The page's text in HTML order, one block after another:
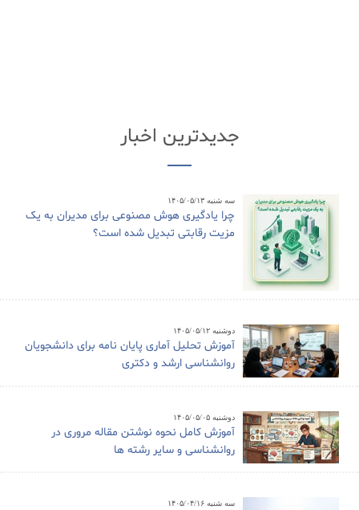
جدیدترین اخبار
سه شنبه ۱۴۰۵/۰۵/۱۳
چرا یادگیری هوش مصنوعی برای مدیران به یک
مزیت رقابتی تبدیل شده است؟
دوشنبه ۱۴۰۵/۰۵/۱۲
آموزش تحلیل آماری پایان نامه برای دانشجویان
روانشناسی ارشد و دکتری
دوشنبه ۱۴۰۵/۰۵/۰۵
آموزش کامل نحوه نوشتن مقاله مروری در
روانشناسی و سایر رشته ها
سه شنبه ۱۴۰۵/۰۴/۱۶